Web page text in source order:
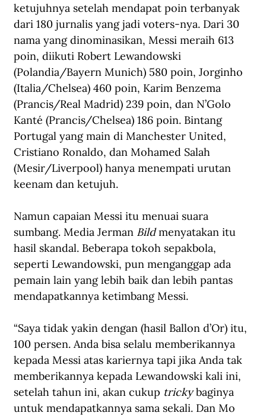
ketujuhnya setelah mendapat poin terbanyak
dari 180 jurnalis yang jadi voters-nya. Dari 30
nama yang dinominasikan, Messi meraih 613
poin, diikuti Robert Lewandowski
(Polandia/Bayern Munich) 580 poin, Jorginho
(Italia/Chelsea) 460 poin, Karim Benzema
(Prancis/Real Madrid) 239 poin, dan N’Golo
Kanté (Prancis/Chelsea) 186 poin. Bintang
Portugal yang main di Manchester United,
Cristiano Ronaldo, dan Mohamed Salah
(Mesir/Liverpool) hanya menempati urutan
keenam dan ketujuh.
Namun capaian Messi itu menuai suara
sumbang. Media Jerman Bild menyatakan itu
hasil skandal. Beberapa tokoh sepakbola,
seperti Lewandowski, pun menganggap ada
pemain lain yang lebih baik dan lebih pantas
mendapatkannya ketimbang Messi.
“Saya tidak yakin dengan (hasil Ballon d’Or) itu,
100 persen. Anda bisa selalu memberikannya
kepada Messi atas kariernya tapi jika Anda tak
memberikannya kepada Lewandowski kali ini,
setelah tahun ini, akan cukup tricky baginya
untuk mendapatkannya sama sekali. Dan Mo